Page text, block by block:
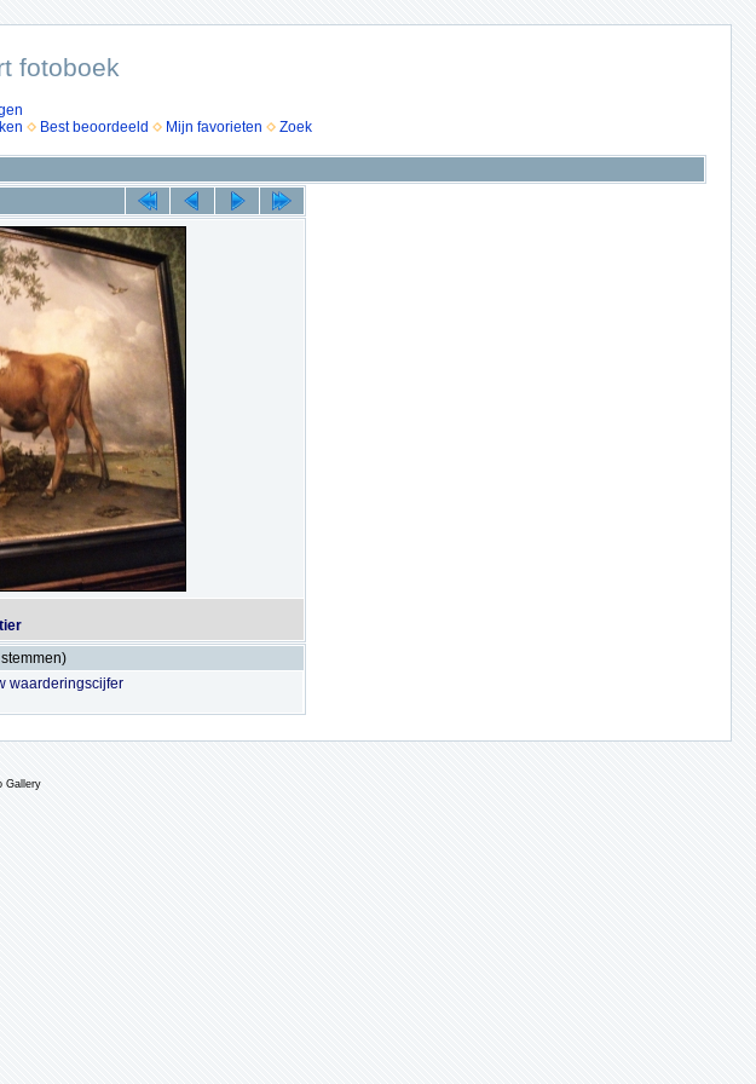
fotoboek
Best beoordeeld Mijn favorieten Zoek
waarderingscijfer
Gallery